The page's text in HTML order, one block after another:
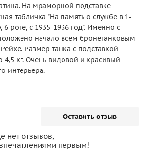
На мраморной подставке
табличка "На память о службе в 1-
6 роте, с 1935-1936 год". Именно с
начало всем бронетанковым
Размер танка с подставкой
4,5 кг. Очень видовой и красивый
интерьера.
Оставить отзыв
нет отзывов,
первым!